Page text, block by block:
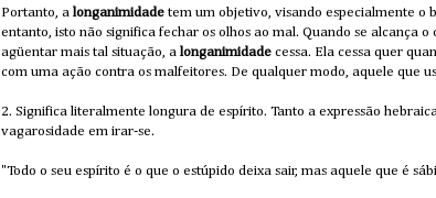
Portanto, a longanimidade tem um objetivo, visando especialmente o
entanto, isto não significa fechar os olhos ao mal. Quando se alcança o
agüentar mais tal situação, a longanimidade cessa. Ela cessa quer
com uma ação contra os malfeitores. De qualquer modo, aquele que
2. Significa literalmente longura de espírito. Tanto a expressão
vagarosidade em irar-se.
"Todo o seu espírito é o que o estúpido deixa sair, mas aquele que é